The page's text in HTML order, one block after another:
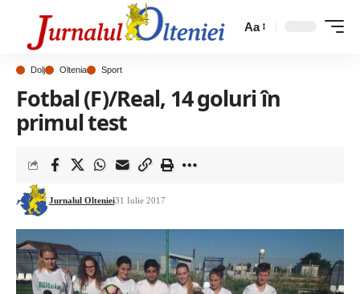
Aa
Dolj Oltenia Sport
Fotbal (F)/Real, 14 goluri în
primul test
Jurnalul Olteniei31 Iulie 2017